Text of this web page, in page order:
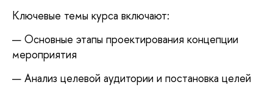
Ключевые темы курса включают:
Основные этапы проектирования концепции
мероприятия
Анализ целевой аудитории и постановка целей